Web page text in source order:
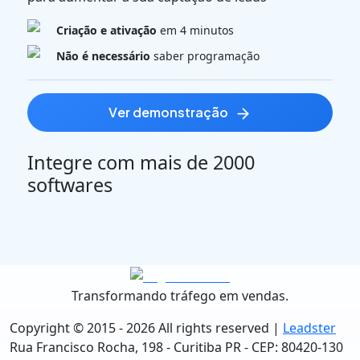
Criação e ativação em 4 minutos
Não é necessário saber programação
ver demonstração
Integre com mais de 2000
softwares
Transformando tráfego em vendas.
Copyright © 2015 -2026All rights reserved | Leadster
Rua Francisco Rocha, 198 - Curitiba PR - CEP: 80420-130